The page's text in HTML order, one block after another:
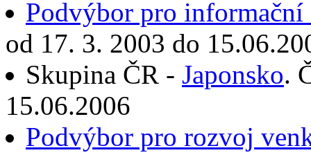
Podvýbor pro informační
od 17. 3. 2003 do
Skupina ČR - Japonsko.
15.06.2006
Podvýbor pro rozvoj